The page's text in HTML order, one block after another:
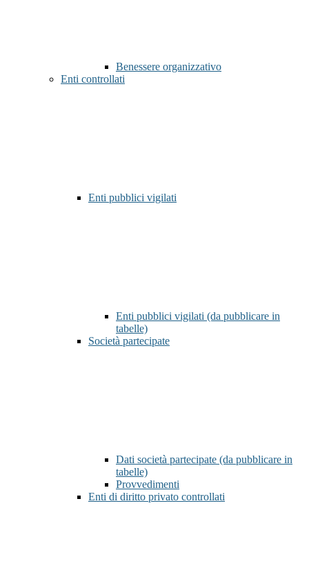
Benessere organizzativo
Enti controllati
Enti pubblici vigilati
Enti pubblici vigilati (da pubblicare in
tabelle)
Società partecipate
Dati società partecipate (da pubblicare in
tabelle)
Provvedimenti
Enti di diritto privato controllati